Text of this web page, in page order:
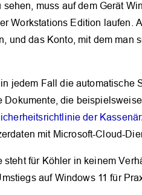
muss auf dem Gerät
Workstations Edition laufen.
und das Konto, mit dem man
jedem Fall die automatische
Dokumente, die
der
mit Microsoft-Cloud-
steht für Köhler in keinem
auf Windows 11 für